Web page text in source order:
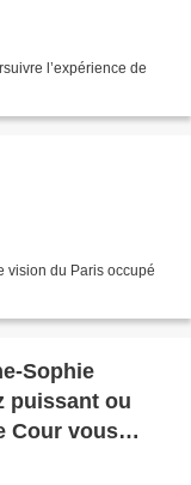
l’expérience de
vision du Paris occupé
Sophie
puissant ou